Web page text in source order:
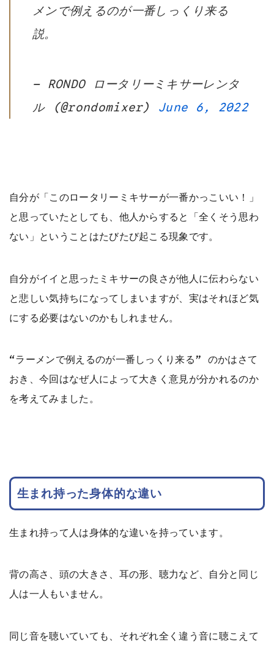
メンで例えるのが一番しっくり来る
説。
— RONDO ロータリーミキサーレンタ
ル (@rondomixer) June 6, 2022
自分が「このロータリーミキサーが一番かっこいい！」
と思っていたとしても、他人からすると「全くそう思わ
ない」ということはたびたび起こる現象です。
自分がイイと思ったミキサーの良さが他人に伝わらない
と悲しい気持ちになってしまいますが、実はそれほど気
にする必要はないのかもしれません。
“ラーメンで例えるのが一番しっくり来る” のかはさて
おき、今回はなぜ人によって大きく意見が分かれるのか
を考えてみました。
生まれ持った身体的な違い
生まれ持って人は身体的な違いを持っています。
背の高さ、頭の大きさ、耳の形、聴力など、自分と同じ
人は一人もいません。
同じ音を聴いていても、それぞれ全く違う音に聴こえて